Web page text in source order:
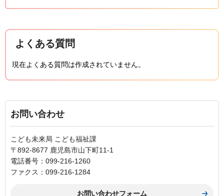
よくある質問
現在よくある質問は作成されていません。
お問い合わせ
こども未来局 こども福祉課
〒892-8677 鹿児島市山下町11-1
電話番号：099-216-1260
ファクス：099-216-1284